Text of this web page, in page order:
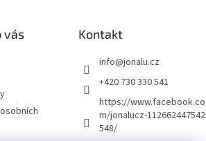
vás Kontakt
info@jonalu.cz
+420 730 330 541
https://www.facebook.co
m/jonalucz-112662447542
548/